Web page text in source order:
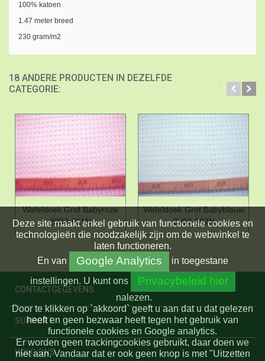
100% katoen
1.47 meter breed
230 gram/m2
18 ANDERE PRODUCTEN IN DEZELFDE
CATEGORIE:
Wafeldoek Grof Babyroze
2902-011N
Wafeldoek Grof Babyblauw
2902-002N
CONTACTGEGEVENS
SUPPORT
VOLG ONS
Deze site maakt enkel gebruik van functionele cookies en
technologieën die noodzakelijk zijn om de webwinkel te
laten functioneren.
En van Google Analytics
in toegestane
instellingen. U kunt ons Privacybeleid hier
nalezen.
Door te klikken op `akkoord` geeft u aan dat u dat gelezen
heeft en geen bezwaar heeft tegen het gebruik van
functionele cookies en Google analytics.
Er worden geen trackingcookies gebruikt, daar doen we
niet aan. Vandaar dat er ook geen knop is met "Uitzetten